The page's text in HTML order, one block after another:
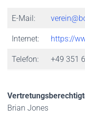
E-Mail:
Internet: https://
Telefon: +49 351
Brian Jones